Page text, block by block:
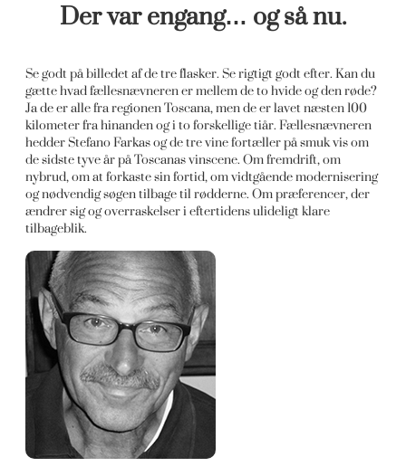
Der var engang… og så nu.
Se godt på billedet af de tre flasker. Se rigtigt godt efter. Kan du
gætte hvad fællesnævneren er mellem de to hvide og den røde?
Ja de er alle fra regionen Toscana, men de er lavet næsten 100
kilometer fra hinanden og i to forskellige tiår. Fællesnævneren
hedder Stefano Farkas og de tre vine fortæller på smuk vis om
de sidste tyve år på Toscanas vinscene. Om fremdrift, om
nybrud, om at forkaste sin fortid, om vidtgående modernisering
og nødvendig søgen tilbage til rødderne. Om præferencer, der
ændrer sig og overraskelser i eftertidens ulideligt klare
tilbageblik.